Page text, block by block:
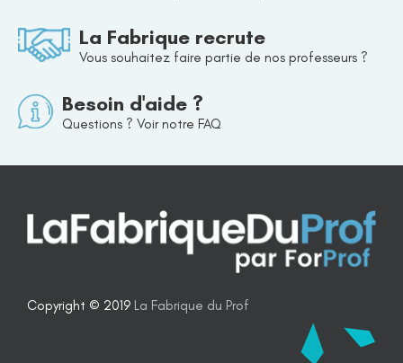
La Fabrique recrute
Vous souhaitez faire partie de nos professeurs ?
Besoin d'aide ?
Questions ? Voir notre FAQ
Copyright © 2019 La Fabrique du Prof